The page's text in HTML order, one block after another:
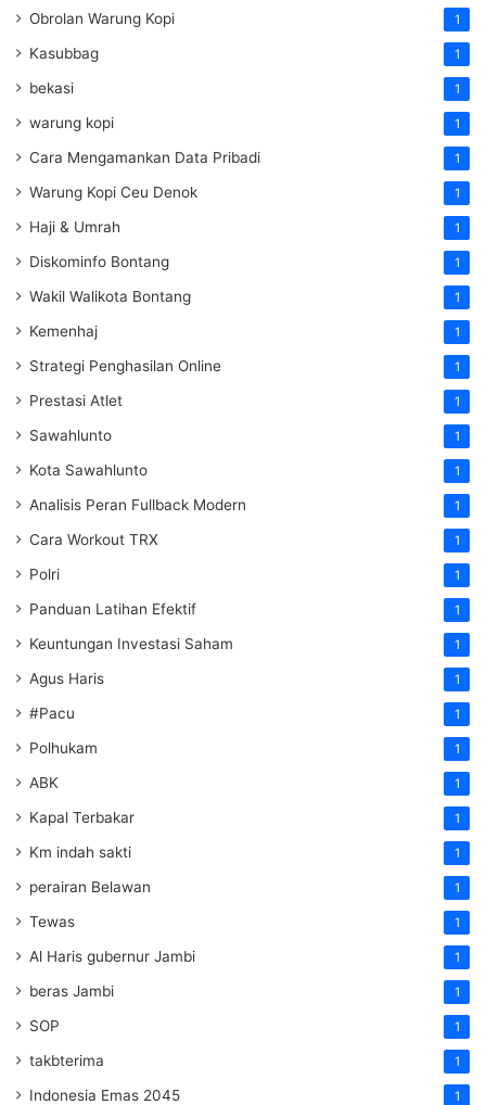
Obrolan Warung Kopi 1
Kasubbag 1
bekasi 1
warung kopi 1
Cara Mengamankan Data Pribadi 1
Warung Kopi Ceu Denok 1
Haji & Umrah 1
Diskominfo Bontang 1
Wakil Walikota Bontang 1
Kemenhaj 1
Strategi Penghasilan Online 1
Prestasi Atlet 1
Sawahlunto 1
Kota Sawahlunto 1
Analisis Peran Fullback Modern 1
Cara Workout TRX 1
Polri 1
Panduan Latihan Efektif 1
Keuntungan Investasi Saham 1
Agus Haris 1
#Pacu 1
Polhukam 1
ABK 1
Kapal Terbakar 1
Km indah sakti 1
perairan Belawan 1
Tewas 1
Al Haris gubernur Jambi 1
beras Jambi 1
SOP 1
takbterima 1
Indonesia Emas 2045 1